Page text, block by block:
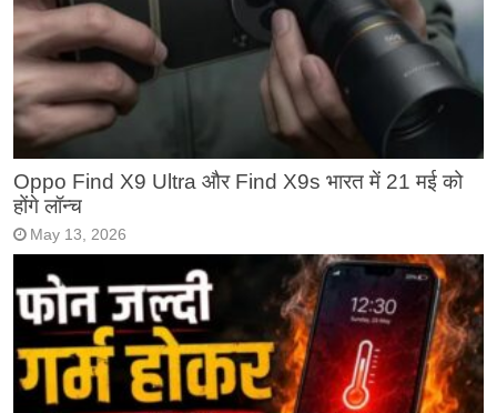
Oppo Find X9 Ultra और Find X9s भारत में 21 मई को
होंगे लॉन्च
May 13, 2026